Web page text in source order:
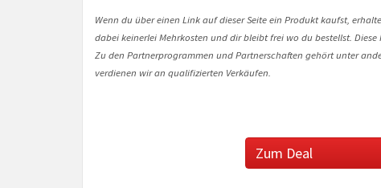
Wenn du über einen Link auf dieser Seite ein Produkt kaufst,
dabei keinerlei Mehrkosten und dir bleibt frei wo du bestellst.
Zu den Partnerprogrammen und Partnerschaften gehört unter
verdienen wir an qualifizierten Verkäufen.
Zum Deal